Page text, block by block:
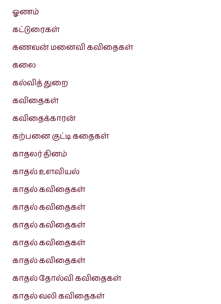
ஓணம்
கட்டுரைகள்
கணவன் மனைவி கவிதைகள்
கலை
கல்வித் துறை
கவிதைகள்
கவிதைக்காரன்
கற்பனை குட்டி கதைகள்
காதலர் தினம்
காதல் உளவியல்
காதல் கவிதைகள்
காதல் கவிதைகள்
காதல் கவிதைகள்
காதல் கவிதைகள்
காதல் கவிதைகள்
காதல் தோல்வி கவிதைகள்
காதல் வலி கவிதைகள்